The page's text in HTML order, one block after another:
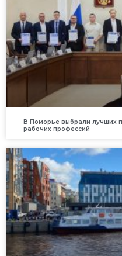
В Поморье выбрали лучших
рабочих профессий